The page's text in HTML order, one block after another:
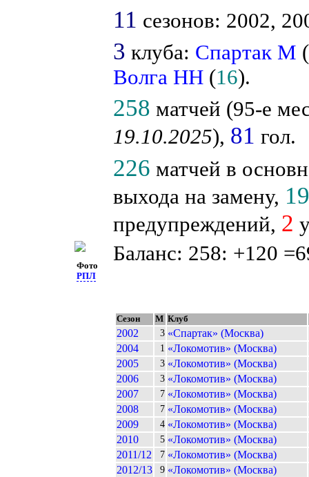
Фото
РПЛ
11 сезонов: 2002,
3 клуба: Спартак М (
Волга НН (16).
258 матчей (95-е
19.10.2025), 81 гол.
226 матчей в
выхода на замену,
предупреждений, 2
Баланс: 258: +120
Сезон М Клуб
2002 3 «Спартак» (Москва)
2004
1 «Локомотив» (Москва)
2005
3 «Локомотив» (Москва)
2006
3 «Локомотив» (Москва)
2007
7 «Локомотив» (Москва)
2008
7 «Локомотив» (Москва)
2009
4 «Локомотив» (Москва)
2010
5 «Локомотив» (Москва)
2011/12
7 «Локомотив» (Москва)
2012/13
9 «Локомотив» (Москва)